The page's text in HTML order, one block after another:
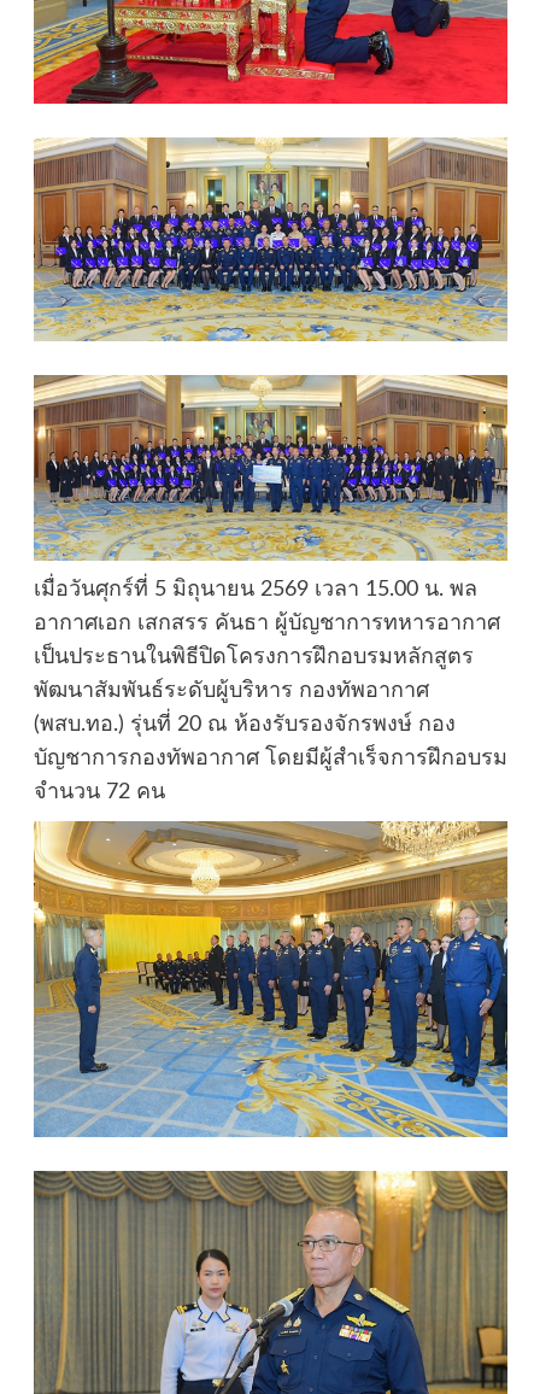
เมื่อวันศุกร์ที่ 5 มิถุนายน 2569 เวลา 15.00 น. พล
อากาศเอก เสกสรร คันธา ผู้บัญชาการทหารอากาศ
เป็นประธานในพิธีปิดโครงการฝึกอบรมหลักสูตร
พัฒนาสัมพันธ์ระดับผู้บริหาร กองทัพอากาศ
(พสบ.ทอ.) รุ่นที่ 20 ณ ห้องรับรองจักรพงษ์ กอง
บัญชาการกองทัพอากาศ โดยมีผู้สำเร็จการฝึกอบรม
จำนวน 72 คน